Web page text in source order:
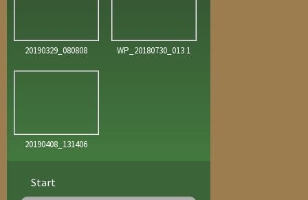
20190329_080808 WP_20180730_013 1
20190408_131406
Start